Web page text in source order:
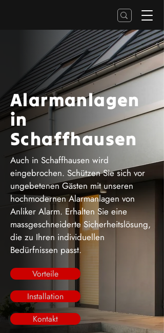
Alarmanlagen
in
Schaffhausen
Auch in Schaffhausen wird
eingebrochen. Schützen Sie sich vor
ungebetenen Gästen mit unseren
hochmodernen Alarmanlagen von
Anliker Alarm. Erhalten Sie eine
massgeschneiderte Sicherheitslösung,
die zu Ihren individuellen
Bedürfnissen passt.
Vorteile
Installation
Kontakt